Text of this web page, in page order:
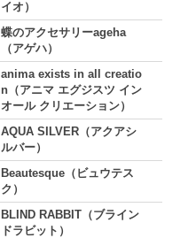
イオ）
蝶のアクセサリーageha
（アゲハ）
anima exists in all creatio
n（アニマ エグジスツ イン
オール クリエーション）
AQUA SILVER（アクアシ
ルバー）
Beautesque（ビュウテス
ク）
BLIND RABBIT（ブライン
ドラビット）